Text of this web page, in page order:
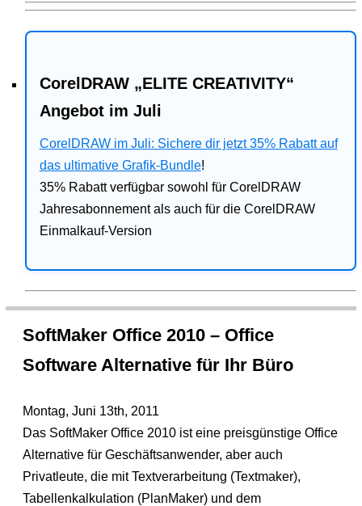
CorelDRAW „ELITE CREATIVITY“
Angebot im Juli
CorelDRAW im Juli: Sichere dir jetzt 35% Rabatt auf
das ultimative Grafik-Bundle!
35% Rabatt verfügbar sowohl für CorelDRAW
Jahresabonnement als auch für die CorelDRAW
Einmalkauf-Version
SoftMaker Office 2010 – Office
Software Alternative für Ihr Büro
Montag, Juni 13th, 2011
Das SoftMaker Office 2010 ist eine preisgünstige Office
Alternative für Geschäftsanwender, aber auch
Privatleute, die mit Textverarbeitung (Textmaker),
Tabellenkalkulation (PlanMaker) und dem